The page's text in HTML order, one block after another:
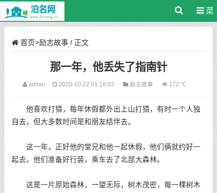
菜
首页>励志故事/ 正文
那一年，他丢失了指南针
admin 2020-10-22 01:16:03 励志故事 172 ℃
他喜欢打猎，每年休假都外出上山打猎，有时一个人独
自去，但大多数时间是和朋友结伴去。
这一年，正好他的堂兄和他一起休假，他们俩就约好一
起去。他们准备好行装，乘车去了北部大森林。
这是一片原始森林，一望无际，树木茂密，每一棵树木